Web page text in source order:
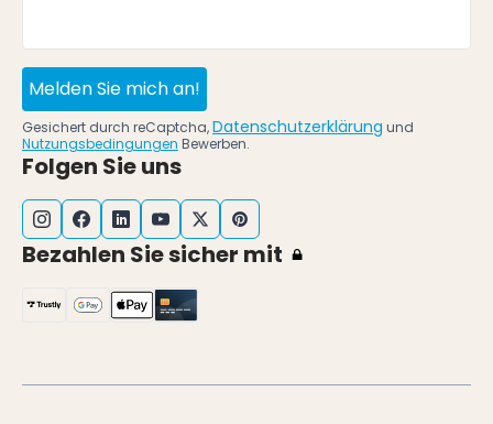
Melden Sie mich an!
Gesichert durch reCaptcha,Datenschutzerklärung und
Nutzungsbedingungen Bewerben.
Folgen Sie uns
Bezahlen Sie sicher mit